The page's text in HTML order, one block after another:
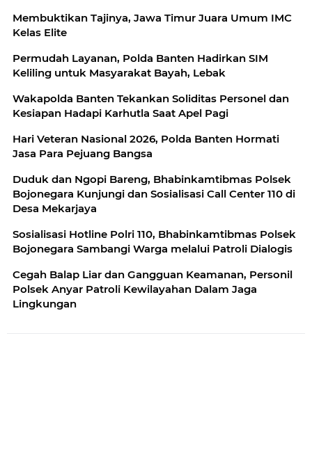
Membuktikan Tajinya, Jawa Timur Juara Umum IMC
Kelas Elite
Permudah Layanan, Polda Banten Hadirkan SIM
Keliling untuk Masyarakat Bayah, Lebak
Wakapolda Banten Tekankan Soliditas Personel dan
Kesiapan Hadapi Karhutla Saat Apel Pagi
Hari Veteran Nasional 2026, Polda Banten Hormati
Jasa Para Pejuang Bangsa
Duduk dan Ngopi Bareng, Bhabinkamtibmas Polsek
Bojonegara Kunjungi dan Sosialisasi Call Center 110 di
Desa Mekarjaya
Sosialisasi Hotline Polri 110, Bhabinkamtibmas Polsek
Bojonegara Sambangi Warga melalui Patroli Dialogis
Cegah Balap Liar dan Gangguan Keamanan, Personil
Polsek Anyar Patroli Kewilayahan Dalam Jaga
Lingkungan